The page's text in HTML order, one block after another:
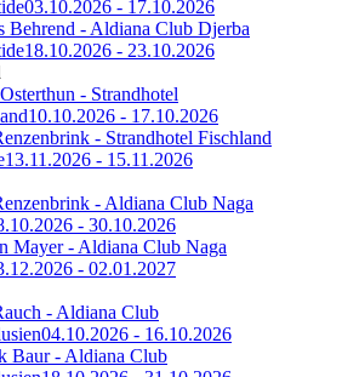
03.10.2026 - 17.10.2026
Behrend - Aldiana Club Djerba
18.10.2026 - 23.10.2026
- Strandhotel
10.10.2026 - 17.10.2026
- Strandhotel Fischland
13.11.2026 - 15.11.2026
- Aldiana Club Naga
- 30.10.2026
Mayer - Aldiana Club Naga
- 02.01.2027
- Aldiana Club
04.10.2026 - 16.10.2026
Baur - Aldiana Club